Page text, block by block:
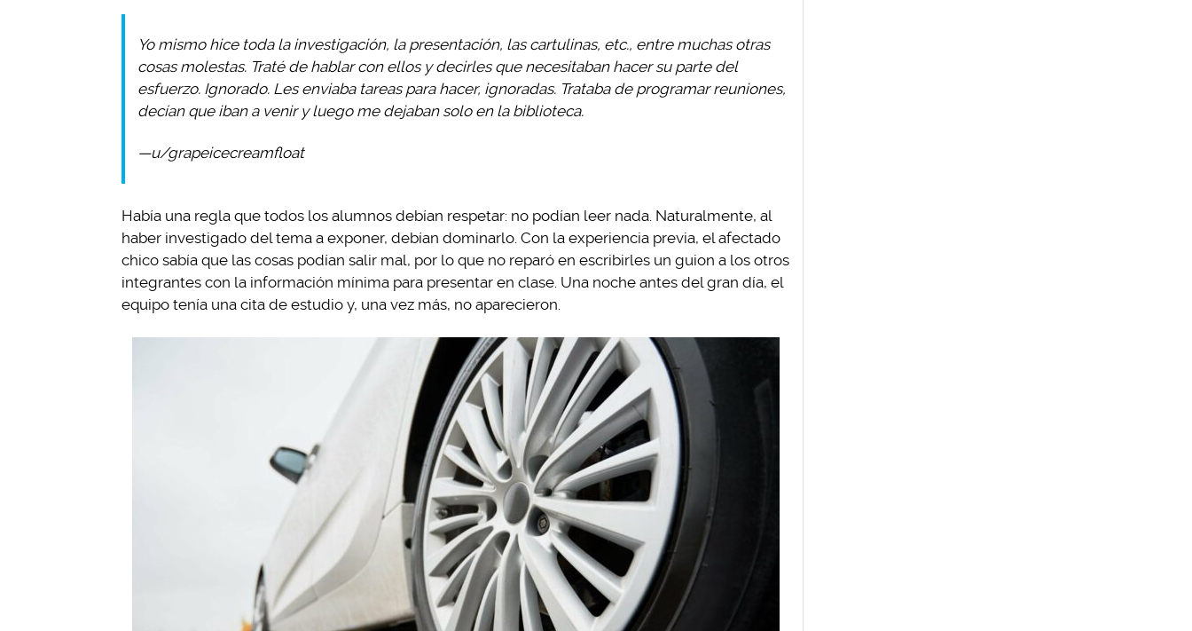
Yo mismo hice toda la investigación, la presentación, las cartulinas, etc., entre muchas otras
cosas molestas. Traté de hablar con ellos y decirles que necesitaban hacer su parte del
esfuerzo. Ignorado. Les enviaba tareas para hacer, ignoradas. Trataba de programar reuniones,
decían que iban a venir y luego me dejaban solo en la biblioteca.
—u/grapeicecreamfloat
Había una regla que todos los alumnos debían respetar: no podían leer nada. Naturalmente, al
haber investigado del tema a exponer, debían dominarlo. Con la experiencia previa, el afectado
chico sabía que las cosas podían salir mal, por lo que no reparó en escribirles un guion a los otros
integrantes con la información mínima para presentar en clase. Una noche antes del gran día, el
equipo tenía una cita de estudio y, una vez más, no aparecieron.